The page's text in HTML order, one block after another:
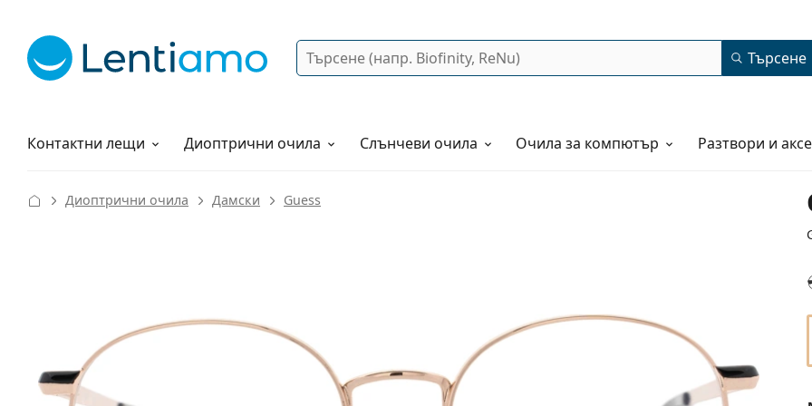
Търсене Търсене
Контактни лещи
Разтвори Диоптрични очила Слънчеви очила Очила за компютър Разтвори и
Как да поръчам?
Диоптрични очила Дамски Guess